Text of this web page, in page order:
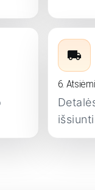
6.